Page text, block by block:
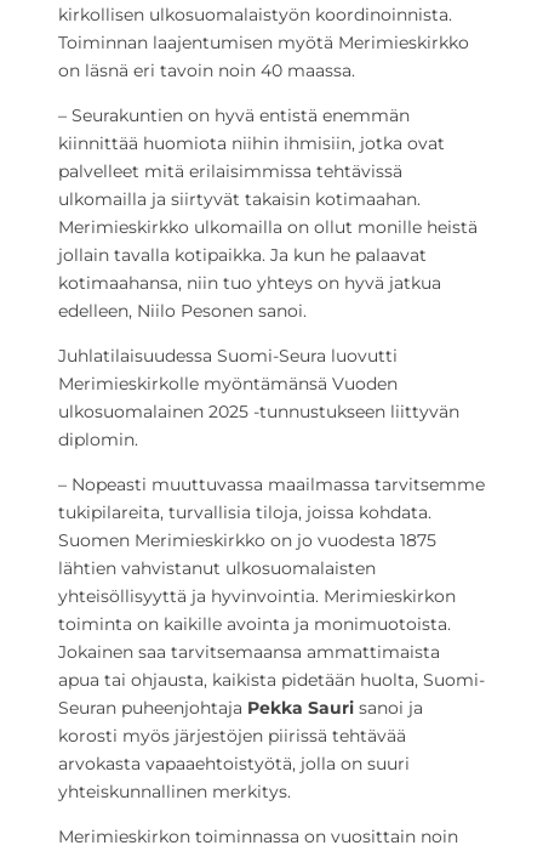
kirkollisen ulkosuomalaistyön koordinoinnista.
Toiminnan laajentumisen myötä Merimieskirkko
on läsnä eri tavoin noin 40 maassa.
– Seurakuntien on hyvä entistä enemmän
kiinnittää huomiota niihin ihmisiin, jotka ovat
palvelleet mitä erilaisimmissa tehtävissä
ulkomailla ja siirtyvät takaisin kotimaahan.
Merimieskirkko ulkomailla on ollut monille heistä
jollain tavalla kotipaikka. Ja kun he palaavat
kotimaahansa, niin tuo yhteys on hyvä jatkua
edelleen, Niilo Pesonen sanoi.
Juhlatilaisuudessa Suomi-Seura luovutti
Merimieskirkolle myöntämänsä Vuoden
ulkosuomalainen 2025 -tunnustukseen liittyvän
diplomin.
– Nopeasti muuttuvassa maailmassa tarvitsemme
tukipilareita, turvallisia tiloja, joissa kohdata.
Suomen Merimieskirkko on jo vuodesta 1875
lähtien vahvistanut ulkosuomalaisten
yhteisöllisyyttä ja hyvinvointia. Merimieskirkon
toiminta on kaikille avointa ja monimuotoista.
Jokainen saa tarvitsemaansa ammattimaista
apua tai ohjausta, kaikista pidetään huolta, Suomi-
Seuran puheenjohtaja Pekka Sauri sanoi ja
korosti myös järjestöjen piirissä tehtävää
arvokasta vapaaehtoistyötä, jolla on suuri
yhteiskunnallinen merkitys.
Merimieskirkon toiminnassa on vuosittain noin